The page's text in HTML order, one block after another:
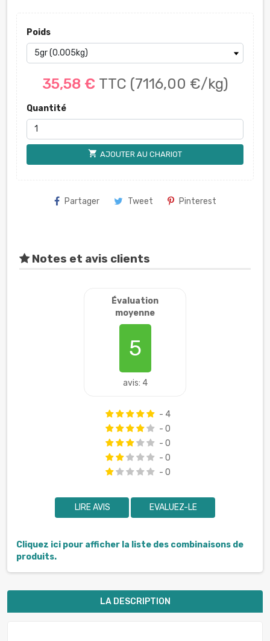
Poids
35,58 € TTC (7116,00 €/kg)
Quantité
shopping_cart AJOUTER AU CHARIOT
Partager Tweet Pinterest
Notes et avis clients
Évaluation
moyenne
5
avis: 4
- 4
- 0
- 0
- 0
- 0
LIRE AVIS EVALUEZ-LE
Cliquez ici pour afficher la liste des combinaisons de
produits.
LA DESCRIPTION